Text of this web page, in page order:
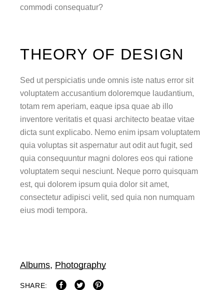
commodi consequatur?
THEORY OF DESIGN
Sed ut perspiciatis unde omnis iste natus error sit
voluptatem accusantium doloremque laudantium,
totam rem aperiam, eaque ipsa quae ab illo
inventore veritatis et quasi architecto beatae vitae
dicta sunt explicabo. Nemo enim ipsam voluptatem
quia voluptas sit aspernatur aut odit aut fugit, sed
quia consequuntur magni dolores eos qui ratione
voluptatem sequi nesciunt. Neque porro quisquam
est, qui dolorem ipsum quia dolor sit amet,
consectetur adipisci velit, sed quia non numquam
eius modi tempora.
Albums, Photography
SHARE: